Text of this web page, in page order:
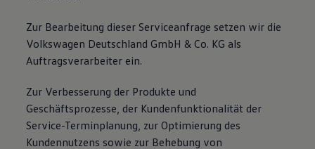
Zur Bearbeitung dieser Serviceanfrage setzen wir die
Volkswagen Deutschland GmbH & Co. KG als
Auftragsverarbeiter ein.
Zur Verbesserung der Produkte und
Geschäftsprozesse, der Kundenfunktionalität der
Service-Terminplanung, zur Optimierung des
Kundennutzens sowie zur Behebung von